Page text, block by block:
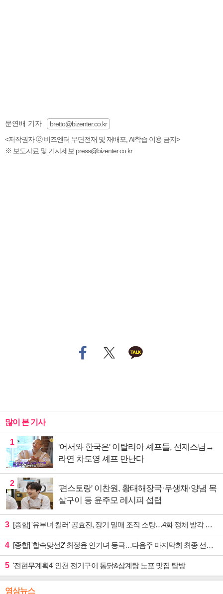
문연배 기자
bretto@bizenter.co.kr
<저작권자 ⓒ 비즈엔터 무단전재 및 재배포, AI학습 이용 금지>
※ 보도자료 및 기사제보 press@bizenter.co.kr
많이 본 기사
1
'어서와 한국은' 이탈리아 셰프들, 선재스님→
라연 차도영 셰프 만난다
2
'편스토랑' 이찬원, 황태해장국·무생채·양념 목
살구이 등 윤주모 레시피 섭렵
3 [종합] '유부녀 킬러' 공효진, 장기 밀매 조직 소탕…4화 정체 발각 위기 예고
4 [종합] '합숙맞선2' 최정윤 인기녀 등극…다음주 마지막회 최종 선택 예고
5 '전현무계획4' 인천 전기구이 통닭&삼계탕 노포 맛집 탐방
영상뉴스